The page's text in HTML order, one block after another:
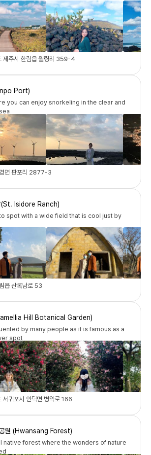
제주시 한림읍 월령리 359-4
Port)
you can enjoy snorkeling in the clear and
면 판포리 2877-3
(St. Isidore Ranch)
spot with a wide field that is cool just by
읍 산록남로 53
Hill Botanical Garden)
by many people as it is famous as a
spot
서귀포시 안덕면 병악로 166
공원 (Hwansang Forest)
native forest where the wonders of nature